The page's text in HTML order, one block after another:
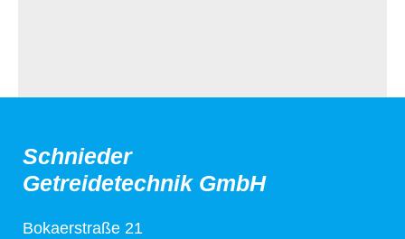
Schnieder
Getreidetechnik GmbH
Bokaerstraße 21